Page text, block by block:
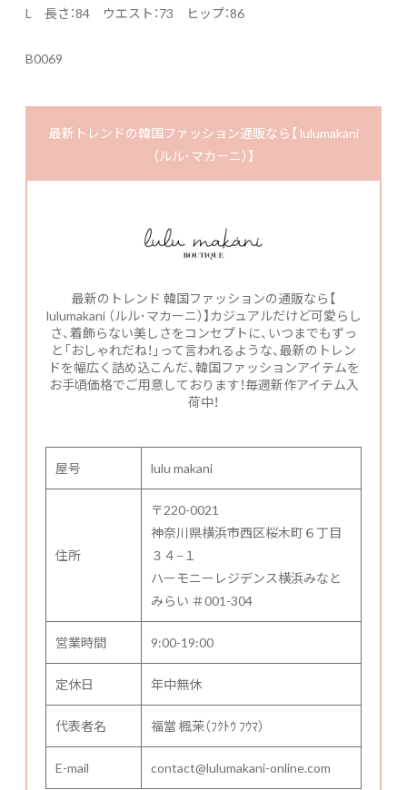
L 長さ：84 ウエスト：73 ヒップ：86
B0069
最新トレンドの韓国ファッション通販なら【 lulumakani
（ルル･マカーニ）】
最新のトレンド 韓国ファッションの通販なら【
lulumakani （ルル･マカーニ）】カジュアルだけど可愛らし
さ、着飾らない美しさをコンセプトに、いつまでもずっ
と「おしゃれだね！」って言われるような、最新のトレン
ドを幅広く詰め込こんだ、韓国ファッションアイテムを
お手頃価格でご用意しております！毎週新作アイテム入
荷中！
屋号 lulu makani
住所
〒220-0021
神奈川県横浜市西区桜木町６丁目
３４−１
ハーモニーレジデンス横浜みなと
みらい ＃001-304
営業時間 9:00-19:00
定休日 年中無休
代表者名 福當 楓茉（ﾌｸﾄｳ ﾌｳﾏ）
E-mail contact@lulumakani-online.com